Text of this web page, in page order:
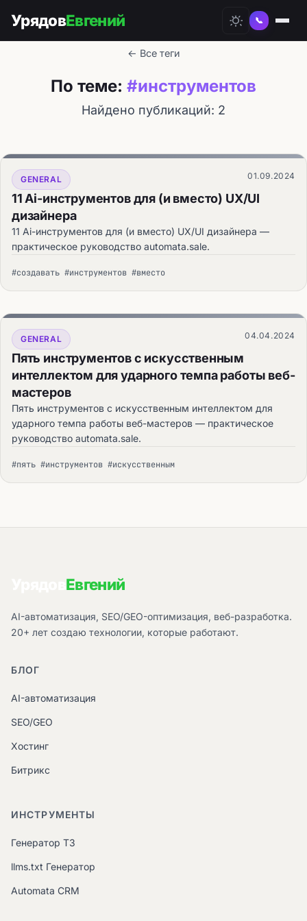
УрядовЕвгений 📞
← Все теги
По теме: #инструментов
Найдено публикаций: 2
GENERAL 01.09.2024
11 Ai-инструментов для (и вместо) UX/UI
дизайнера
11 Ai-инструментов для (и вместо) UX/UI дизайнера —
практическое руководство automata.sale.
#создавать #инструментов #вместо
GENERAL 04.04.2024
Пять инструментов с искусственным
интеллектом для ударного темпа работы веб-
мастеров
Пять инструментов с искусственным интеллектом для
ударного темпа работы веб-мастеров — практическое
руководство automata.sale.
#пять #инструментов #искусственным
Евгений
AI-автоматизация, SEO/GEO-оптимизация, веб-разработка.
20+ лет создаю технологии, которые работают.
БЛОГ
AI-автоматизация
SEO/GEO
Хостинг
Битрикс
ИНСТРУМЕНТЫ
Генератор ТЗ
llms.txt Генератор
Automata CRM